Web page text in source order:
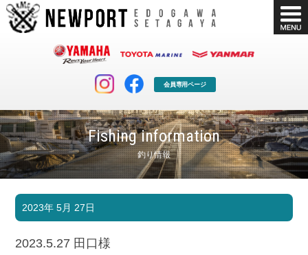
会員専用ページ
Fishing information
釣り情報
マリンクラブ
マリンライフを堪能したい！
ボート販売
ボート免許
長年の実績と信頼！
2023年 5月 27日
2023.5.27 田口様